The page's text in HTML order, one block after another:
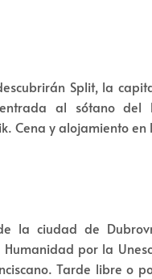
Split, la
al sótano del
Cena y alojamiento
la ciudad de
por la
Tarde libre o